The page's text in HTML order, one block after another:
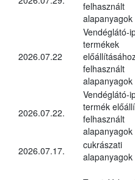
felhasznált
alapanyagok
2026.07.22
Vendéglátó-
termékek
felhasznált
alapanyagok
2026.07.22.
Vendéglátó-
termék
felhasznált
alapanyagok
2026.07.17.
cukrászati
alapanyagok